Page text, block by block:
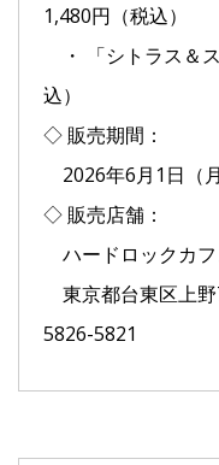
1,480円（税込）
・ 「シトラス＆
込）
◇ 販売期間：
2026年6月1日（
◇ 販売店舗：
ハードロックカ
東京都台東区上
5826-5821